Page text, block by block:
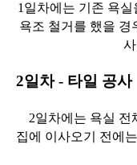
1일차에는 기존 욕
욕조 철거를 했을 경
2일차 - 타일 공사
2일차에는 욕실 전
집에 이사오기 전에